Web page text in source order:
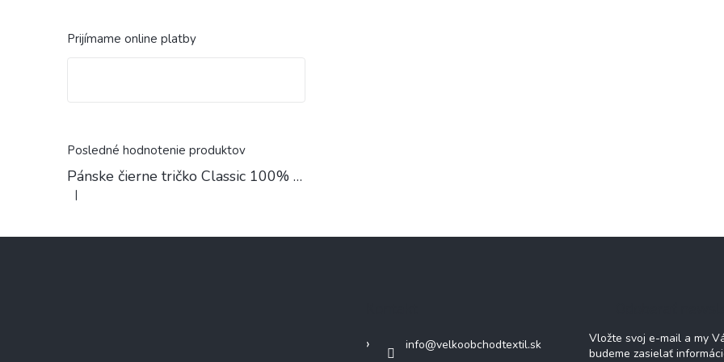
Prijímame online platby
Posledné hodnotenie produktov
Pánske čierne tričko Classic 100% Bavlna
Hodnotenie produktu je 4 z 5 hviezdičiek.
|
info@velkoobchodtextil.sk
Vložte svoj e-mail a my
budeme zasielať